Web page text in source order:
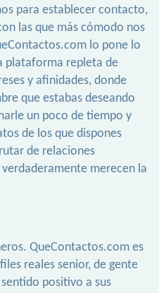
para establecer contacto,
las que más cómodo nos
lo pone lo
plataforma repleta de
y afinidades, donde
que estabas deseando
un poco de tiempo y
de los que dispones
de relaciones
merecen la
QueContactos.com es
reales senior, de gente
positivo a sus